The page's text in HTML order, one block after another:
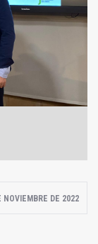
NOVIEMBRE DE 2022